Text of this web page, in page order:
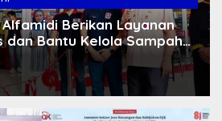
Berikan Layanan
dan Bantu Kelola Sampah